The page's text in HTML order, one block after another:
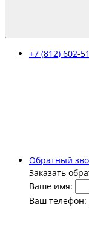
+7 (812) 602-
Обратный
Заказать
Ваше имя:
Ваш телефон: